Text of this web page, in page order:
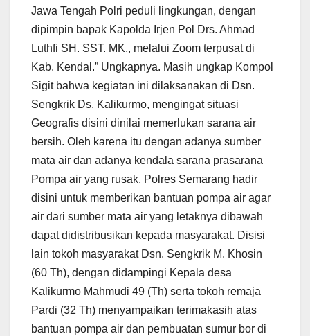
Jawa Tengah Polri peduli lingkungan, dengan
dipimpin bapak Kapolda Irjen Pol Drs. Ahmad
Luthfi SH. SST. MK., melalui Zoom terpusat di
Kab. Kendal.” Ungkapnya. Masih ungkap Kompol
Sigit bahwa kegiatan ini dilaksanakan di Dsn.
Sengkrik Ds. Kalikurmo, mengingat situasi
Geografis disini dinilai memerlukan sarana air
bersih. Oleh karena itu dengan adanya sumber
mata air dan adanya kendala sarana prasarana
Pompa air yang rusak, Polres Semarang hadir
disini untuk memberikan bantuan pompa air agar
air dari sumber mata air yang letaknya dibawah
dapat didistribusikan kepada masyarakat. Disisi
lain tokoh masyarakat Dsn. Sengkrik M. Khosin
(60 Th), dengan didampingi Kepala desa
Kalikurmo Mahmudi 49 (Th) serta tokoh remaja
Pardi (32 Th) menyampaikan terimakasih atas
bantuan pompa air dan pembuatan sumur bor di